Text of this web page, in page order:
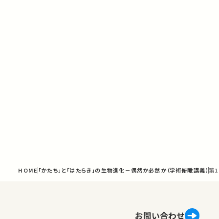
HOME 「かたち」と「はたらき」の生物進化－偶然か必然か（学術俯瞰講義） 第
お問い合わせ